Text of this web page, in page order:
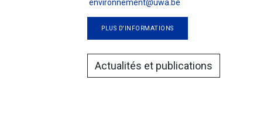
environnement@uwa.be
PLUS D'INFORMATIONS
Actualités et publications